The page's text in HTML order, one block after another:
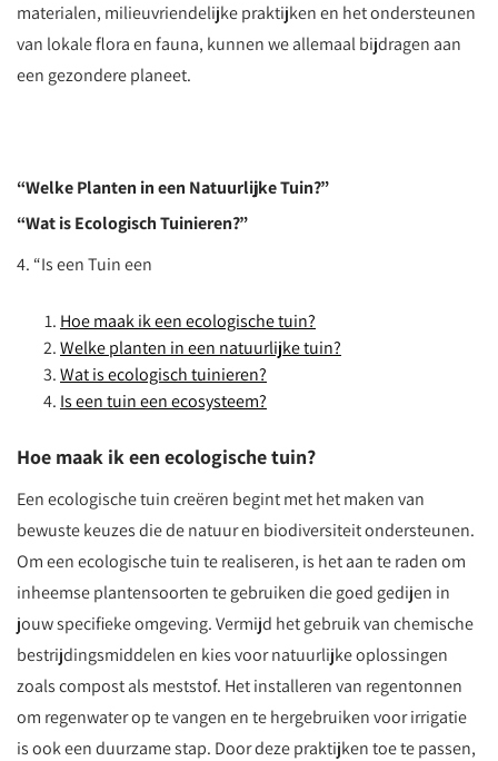
materialen, milieuvriendelijke praktijken en het ondersteunen
van lokale flora en fauna, kunnen we allemaal bijdragen aan
een gezondere planeet.
“Welke Planten in een Natuurlijke Tuin?”
“Wat is Ecologisch Tuinieren?”
4. “Is een Tuin een
Hoe maak ik een ecologische tuin?
Welke planten in een natuurlijke tuin?
Wat is ecologisch tuinieren?
Is een tuin een ecosysteem?
Hoe maak ik een ecologische tuin?
Een ecologische tuin creëren begint met het maken van
bewuste keuzes die de natuur en biodiversiteit ondersteunen.
Om een ecologische tuin te realiseren, is het aan te raden om
inheemse plantensoorten te gebruiken die goed gedijen in
jouw specifieke omgeving. Vermijd het gebruik van chemische
bestrijdingsmiddelen en kies voor natuurlijke oplossingen
zoals compost als meststof. Het installeren van regentonnen
om regenwater op te vangen en te hergebruiken voor irrigatie
is ook een duurzame stap. Door deze praktijken toe te passen,